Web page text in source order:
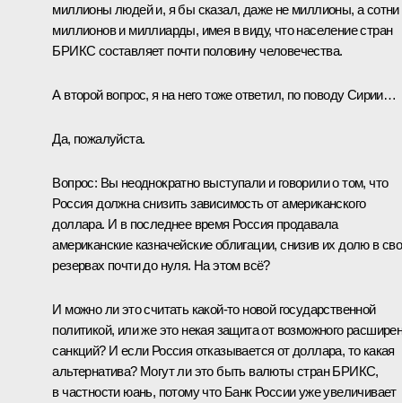
миллионы людей и, я бы сказал, даже не миллионы, а сотни
миллионов и миллиарды, имея в виду, что население стран
БРИКС составляет почти половину человечества.
А второй вопрос, я на него тоже ответил, по поводу Сирии…
Да, пожалуйста.
Вопрос: Вы неоднократно выступали и говорили о том, что
Россия должна снизить зависимость от американского
доллара. И в последнее время Россия продавала
американские казначейские облигации, снизив их долю в
резервах почти до нуля. На этом всё?
И можно ли это считать какой-то новой государственной
политикой, или же это некая защита от возможного
санкций? И если Россия отказывается от доллара, то какая
альтернатива? Могут ли это быть валюты стран БРИКС,
в частности юань, потому что Банк России уже увеличивает